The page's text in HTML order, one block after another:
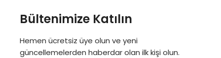
Bültenimize Katılın
Hemen ücretsiz üye olun ve yeni
güncellemelerden haberdar olan ilk kişi olun.